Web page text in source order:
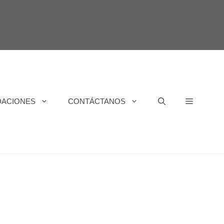
CONTÁCTANOS